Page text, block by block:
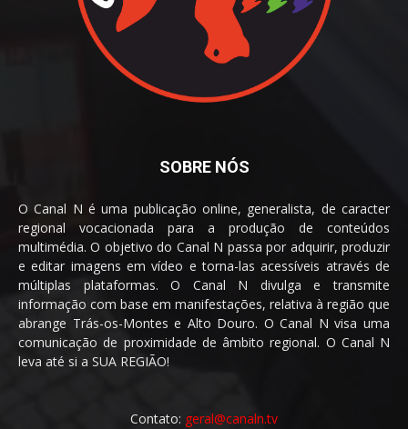
SOBRE NÓS
O Canal N é uma publicação online, generalista, de caracter
regional vocacionada para a produção de conteúdos
multimédia. O objetivo do Canal N passa por adquirir, produzir
e editar imagens em vídeo e torna-las acessíveis através de
múltiplas plataformas. O Canal N divulga e transmite
informação com base em manifestações, relativa à região que
abrange Trás-os-Montes e Alto Douro. O Canal N visa uma
comunicação de proximidade de âmbito regional. O Canal N
leva até si a SUA REGIÃO!
Contato: geral@canaln.tv